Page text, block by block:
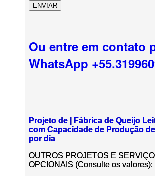
Ou entre em contato
WhatsApp
Projeto de | Fábrica de Queijo
com Capacidade de Produção
por dia
OUTROS PROJETOS E
OPCIONAIS (Consulte os valores):